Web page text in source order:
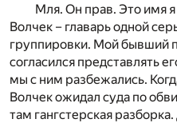
Мля. Он прав. Это имя
Волчек – главарь одной
группировки. Мой бывший
согласился представлять
мы с ним разбежались.
Волчек ожидал суда по
там гангстерская